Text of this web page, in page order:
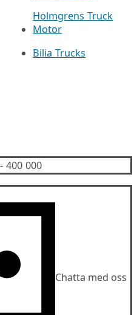
Holmgrens Truck
Motor
Bilia Trucks
400 000
Chatta med oss